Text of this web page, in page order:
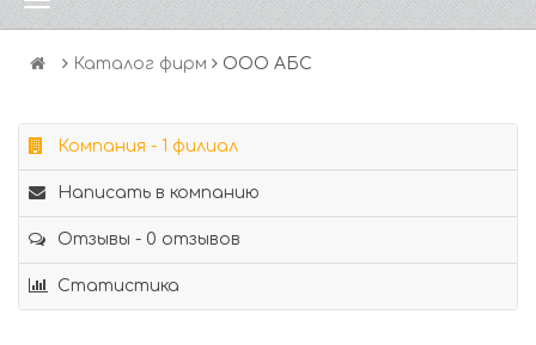
Каталог фирм ООО АБС
Компания - 1 филиал
Написать в компанию
Отзывы - 0 отзывов
Статистика